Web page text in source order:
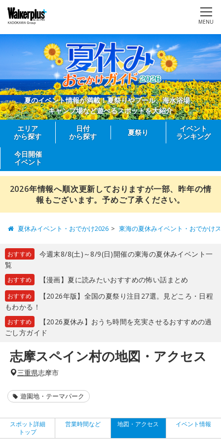
MENU
夏のイベント情報が満載！夏祭りやプール、海水浴場、
キャンプ場など遊べるスポットを大紹介
エリア
から探す
日付
から探す
夏祭り
イベント
ランキング
今日開催
イベント
2026年情報へ順次更新しておりますが一部、昨年の情
報もございます。予めご了承ください。
夏休みイベント・おでかけ2026 東海の夏休みイベント・おでかけ
おすすめ
今週末8/8(土)～8/9(日)開催の東海の夏休みイベント一
覧
おすすめ 【漫画】夏に読みたいおすすめの怖い話まとめ
おすすめ
【2026年版】全国の夏祭り注目27選。見どころ・日程
もわかる！
おすすめ
【2026夏休み】おうち時間を充実させるおすすめの過
ごし方ガイド
志摩スペイン村の地図・アクセス
三重県志摩市
遊園地・テーマパーク
スポット詳細
トップ
営業時間など 地図・アクセス イベント情報